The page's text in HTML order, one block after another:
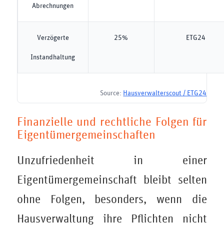
Abrechnungen
Verzögerte
Instandhaltung
25% ETG24
Source: Hausverwalterscout / ETG24
Finanzielle und rechtliche Folgen für
Eigentümergemeinschaften
Unzufriedenheit in einer
Eigentümergemeinschaft bleibt selten
ohne Folgen, besonders, wenn die
Hausverwaltung ihre Pflichten nicht